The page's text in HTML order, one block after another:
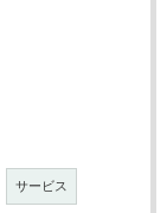
サービス